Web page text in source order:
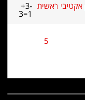
אקטיבי ראשית +3-
3=1
5